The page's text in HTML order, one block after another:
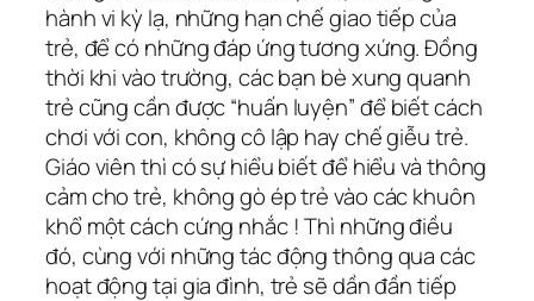
hành vi kỳ lạ, những hạn chế giao tiếp của
trẻ, để có những đáp ứng tương xứng. Đồng
thời khi vào trường, các bạn bè xung quanh
trẻ cũng cần được “huấn luyện” để biết cách
chơi với con, không cô lập hay chế giễu trẻ.
Giáo viên thì có sự hiểu biết để hiểu và thông
cảm cho trẻ, không gò ép trẻ vào các khuôn
khổ một cách cứng nhắc ! Thì những điều
đó, cùng với những tác động thông qua các
hoạt động tại gia đình, trẻ sẽ dần đần tiếp